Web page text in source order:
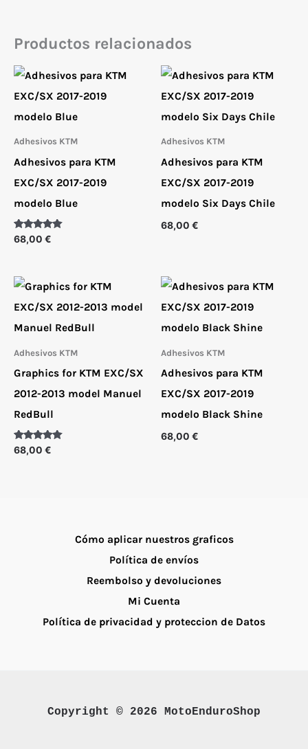
Productos relacionados
Adhesivos KTM
Adhesivos para KTM
EXC/SX 2017-2019
modelo Blue
Valorado
con
68,00 €
Adhesivos KTM
Adhesivos para KTM
EXC/SX 2017-2019
modelo Six Days Chile
68,00 €
Adhesivos KTM
Graphics for KTM EXC/SX
2012-2013 model Manuel
RedBull
Valorado
con
68,00 €
Adhesivos KTM
Adhesivos para KTM
EXC/SX 2017-2019
modelo Black Shine
68,00 €
Cómo aplicar nuestros graficos
Política de envíos
Reembolso y devoluciones
Mi Cuenta
Política de privacidad y proteccion de Datos
Copyright © 2026 MotoEnduroShop